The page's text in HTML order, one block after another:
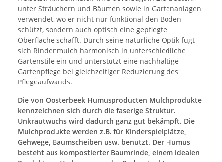
unter Sträuchern und Bäumen sowie in Gartenanlagen
verwendet, wo er nicht nur funktional den Boden
schützt, sondern auch optisch eine gepflegte
Oberfläche schafft. Durch seine natürliche Optik fügt
sich Rindenmulch harmonisch in unterschiedliche
Gartenstile ein und unterstützt eine nachhaltige
Gartenpflege bei gleichzeitiger Reduzierung des
Pflegeaufwands.
Die von Oosterbeek Humusproducten Mulchprodukte
kennzeichnen sich durch die faserige Struktur.
Unkrautwuchs wird dadurch ganz gut bekämpft. Die
Mulchprodukte werden z.B. für Kinderspielplätze,
Gehwege, Baumscheiben usw. benutzt. Der Humus
besteht aus kompostierter Baumrinde, einem idealen